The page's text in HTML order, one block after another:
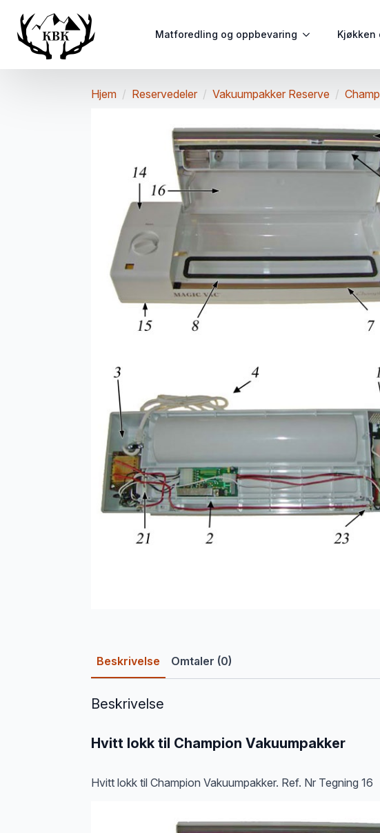
Matforedling og oppbevaring Kjøkken
Hjem Reservedeler Vakuumpakker Reserve
Beskrivelse Omtaler (0)
Beskrivelse
Hvitt lokk til Champion Vakuumpakker
Hvitt lokk til Champion Vakuumpakker. Ref. Nr Tegning 16